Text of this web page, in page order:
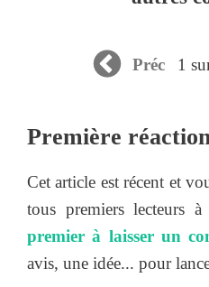
Préc 1
Première
Cet article est récent et
tous premiers lecteurs
premier à laisser un
avis, une idée... pour